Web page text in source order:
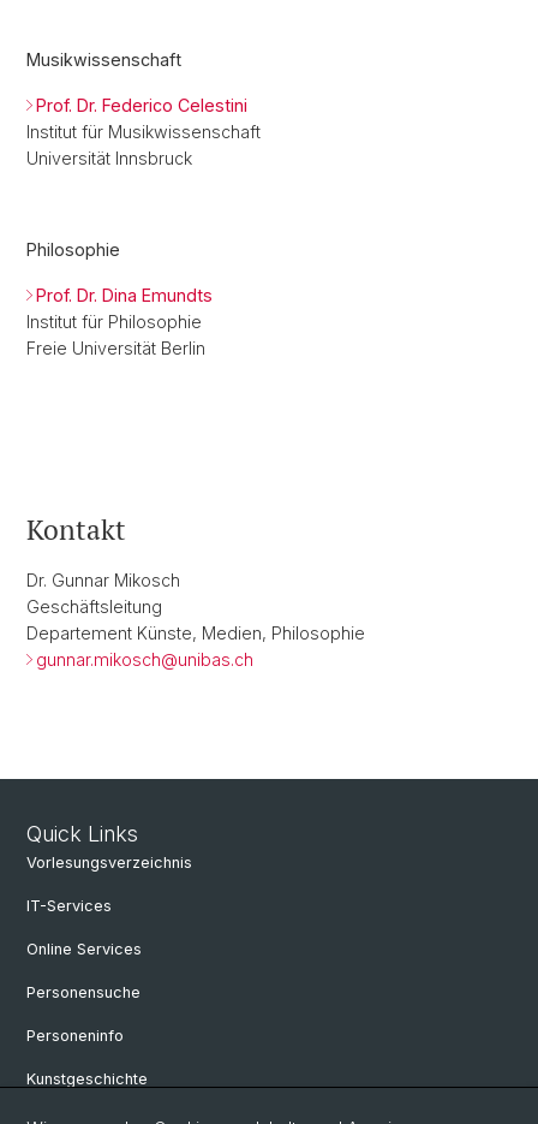
Musikwissenschaft
Prof. Dr. Federico Celestini
Institut für Musikwissenschaft
Universität Innsbruck
Philosophie
Prof. Dr. Dina Emundts
Institut für Philosophie
Freie Universität Berlin
Kontakt
Dr. Gunnar Mikosch
Geschäftsleitung
Departement Künste, Medien, Philosophie
gunnar.mikosch@unibas.ch
Quick Links
Vorlesungsverzeichnis
IT-Services
Online Services
Personensuche
Personeninfo
Kunstgeschichte